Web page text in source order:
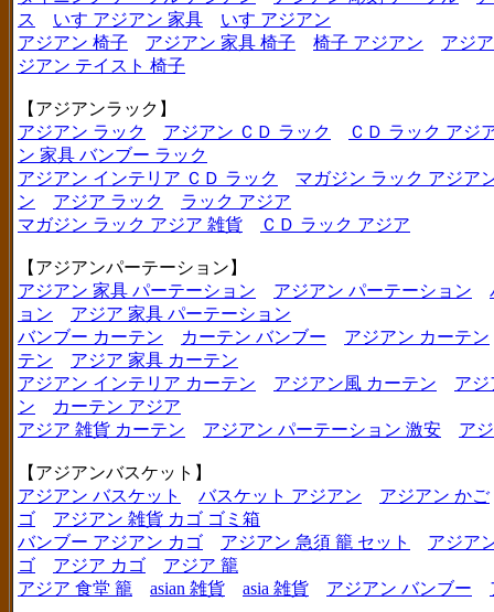
ス
いす アジアン 家具
いす アジアン
アジアン 椅子
アジアン 家具 椅子 椅子 アジアン
アジ
ジアン テイスト 椅子
【アジアンラック】
アジアン ラック
アジアン ＣＤ ラック
ＣＤ ラック アジ
ン 家具 バンブー ラック
アジアン インテリア ＣＤ ラック
マガジン ラック アジア
ン
アジア ラック
ラック アジア
マガジン ラック アジア 雑貨
ＣＤ ラック アジア
【アジアンパーテーション】
アジアン 家具 パーテーション
アジアン パーテーション
ョン
アジア 家具 パーテーション
バンブー カーテン
カーテン バンブー
アジアン カーテン
テン
アジア 家具 カーテン
アジアン インテリア カーテン
アジアン風 カーテン
アジ
ン
カーテン アジア
アジア 雑貨 カーテン
アジアン パーテーション 激安 ア
【アジアンバスケット】
アジアン バスケット
バスケット アジアン
アジアン かご
ゴ
アジアン 雑貨 カゴ ゴミ箱
バンブー アジアン カゴ
アジアン 急須 籠 セット
アジア
ゴ
アジア カゴ
アジア 籠
アジア 食堂 籠
asian 雑貨 asia 雑貨 アジアン バンブー